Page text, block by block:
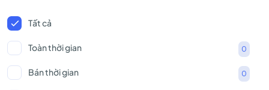
Tất cả
Toàn thời gian 0
Bán thời gian 0